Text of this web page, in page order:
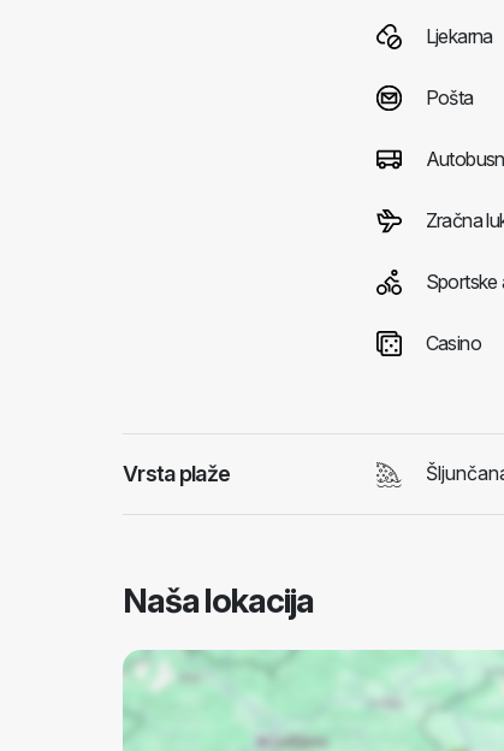
Ljekarna
Pošta
Zračna
Sportske
Casino
Vrsta plaže
Naša lokacija